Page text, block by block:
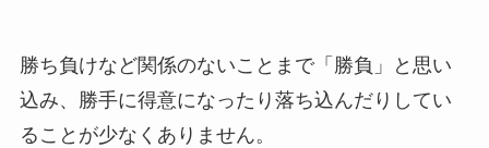
勝ち負けなど関係のないことまで「勝負」と思い
込み、勝手に得意になったり落ち込んだりしてい
ることが少なくありません。